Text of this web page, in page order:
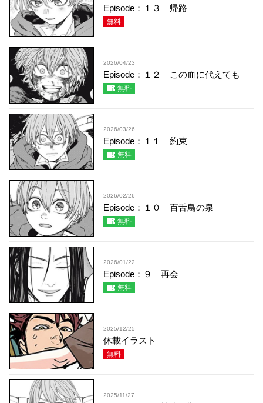
Episode：１３ 帰路
無料
2026/04/23
Episode：１２ この血に代えても
無料
2026/03/26
Episode：１１ 約束
無料
2026/02/26
Episode：１０ 百舌鳥の泉
無料
2026/01/22
Episode：９ 再会
無料
2025/12/25
休載イラスト
無料
2025/11/27